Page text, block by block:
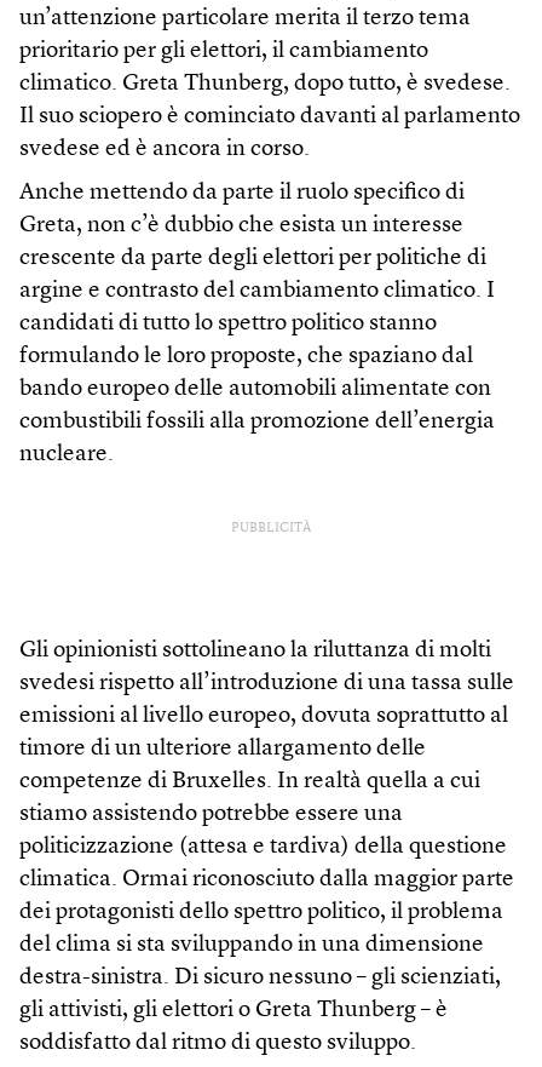
un’attenzione particolare merita il terzo tema
prioritario per gli elettori, il cambiamento
climatico. Greta Thunberg, dopo tutto, è svedese.
Il suo sciopero è cominciato davanti al parlamento
svedese ed è ancora in corso.
Anche mettendo da parte il ruolo specifico di
Greta, non c’è dubbio che esista un interesse
crescente da parte degli elettori per politiche di
argine e contrasto del cambiamento climatico. I
candidati di tutto lo spettro politico stanno
formulando le loro proposte, che spaziano dal
bando europeo delle automobili alimentate con
combustibili fossili alla promozione dell’energia
nucleare.
PUBBLICITÀ
Gli opinionisti sottolineano la riluttanza di molti
svedesi rispetto all’introduzione di una tassa sulle
emissioni al livello europeo, dovuta soprattutto al
timore di un ulteriore allargamento delle
competenze di Bruxelles. In realtà quella a cui
stiamo assistendo potrebbe essere una
politicizzazione (attesa e tardiva) della questione
climatica. Ormai riconosciuto dalla maggior parte
dei protagonisti dello spettro politico, il problema
del clima si sta sviluppando in una dimensione
destra-sinistra. Di sicuro nessuno – gli scienziati,
gli attivisti, gli elettori o Greta Thunberg – è
soddisfatto dal ritmo di questo sviluppo.